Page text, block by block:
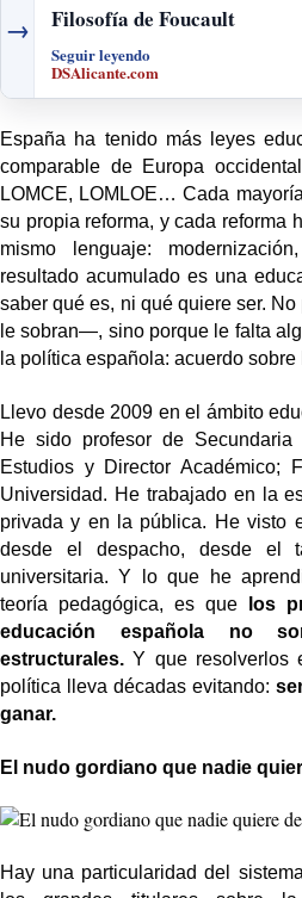
→ Filosofía de Foucault
Seguir leyendo
DSAlicante.com
España ha tenido más leyes
comparable de Europa
LOMCE, LOMLOE… Cada
su propia reforma, y cada reforma
mismo lenguaje:
resultado acumulado es una
saber qué es, ni qué quiere ser.
le sobran—, sino porque le falta
la política española: acuerdo sobre
Llevo desde 2009 en el ámbito
He sido profesor de
Estudios y Director Académico;
Universidad. He trabajado en la
privada y en la pública. He visto
desde el despacho, desde el
universitaria. Y lo que he
teoría pedagógica, es que
los
educación española no
estructurales. Y que resolverlos
política lleva décadas evitando:
ganar.
El nudo gordiano que nadie
Hay una particularidad del